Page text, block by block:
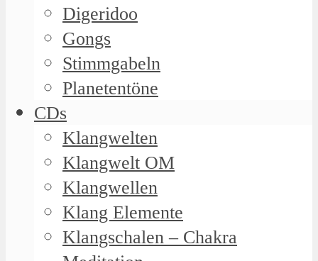
Digeridoo
Gongs
Stimmgabeln
Planetentöne
CDs
Klangwelten
Klangwelt OM
Klangwellen
Klang Elemente
Klangschalen – Chakra